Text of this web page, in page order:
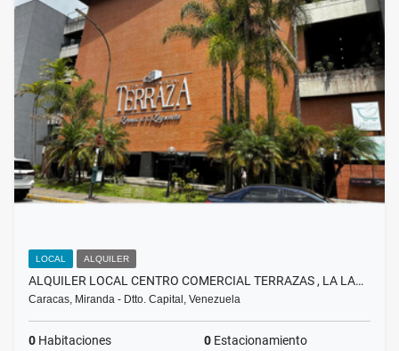
LOCAL ALQUILER
ALQUILER LOCAL CENTRO COMERCIAL TERRAZAS , LA LA…
Caracas, Miranda - Dtto. Capital, Venezuela
0 Habitaciones 0 Estacionamiento